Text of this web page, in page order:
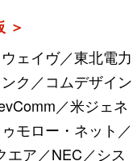
＞
ェイヴ／東北電力
ク／コムデザイン
／米ジェネ
モロー・ネット／
エア／NEC／シス